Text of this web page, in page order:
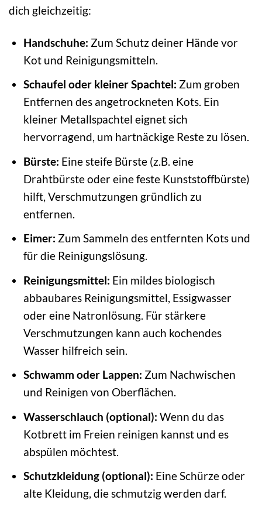
dich gleichzeitig:
Handschuhe: Zum Schutz deiner Hände vor
Kot und Reinigungsmitteln.
Schaufel oder kleiner Spachtel: Zum groben
Entfernen des angetrockneten Kots. Ein
kleiner Metallspachtel eignet sich
hervorragend, um hartnäckige Reste zu lösen.
Bürste: Eine steife Bürste (z.B. eine
Drahtbürste oder eine feste Kunststoffbürste)
hilft, Verschmutzungen gründlich zu
entfernen.
Eimer: Zum Sammeln des entfernten Kots und
für die Reinigungslösung.
Reinigungsmittel: Ein mildes biologisch
abbaubares Reinigungsmittel, Essigwasser
oder eine Natronlösung. Für stärkere
Verschmutzungen kann auch kochendes
Wasser hilfreich sein.
Schwamm oder Lappen: Zum Nachwischen
und Reinigen von Oberflächen.
Wasserschlauch (optional): Wenn du das
Kotbrett im Freien reinigen kannst und es
abspülen möchtest.
Schutzkleidung (optional): Eine Schürze oder
alte Kleidung, die schmutzig werden darf.